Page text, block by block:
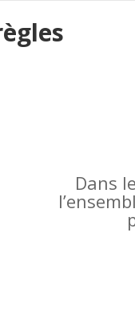
Dans